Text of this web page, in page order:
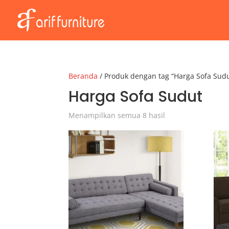
Beranda / Produk dengan tag “Harga Sofa
Harga Sofa Sudut
Menampilkan semua 8 hasil